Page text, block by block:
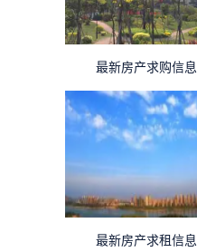
最新房产求购信息
最新房产求租信息